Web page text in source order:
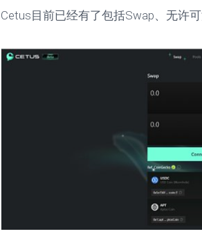
Cetus目前已经有了包括Swap、无许